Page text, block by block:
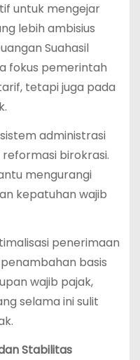
untuk mengejar
lebih ambisius
Suahasil
fokus pemerintah
tetapi juga pada
administrasi
birokrasi.
mengurangi
kepatuhan wajib
penerimaan
basis
wajib pajak,
selama ini sulit
Stabilitas